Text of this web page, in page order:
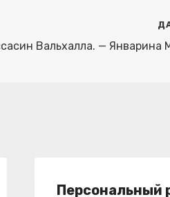
Вальхалла. — Январина
Персональный